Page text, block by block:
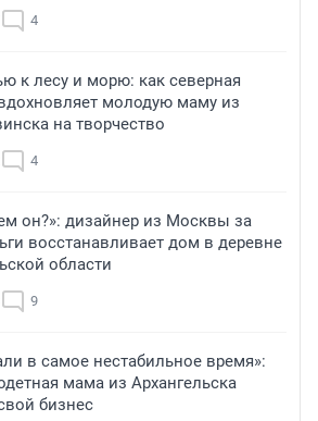
4
к лесу и морю: как северная
молодую маму из
на творчество
4
он?»: дизайнер из Москвы за
восстанавливает дом в деревне
области
9
в самое нестабильное время»:
мама из Архангельска
бизнес